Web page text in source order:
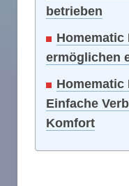
betrieben
Homematic
ermöglichen
Homematic
Einfache
Komfort